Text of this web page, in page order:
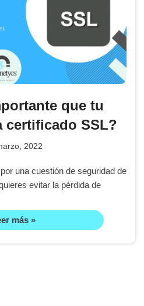
que tu
certificado SSL?
2022
una cuestión de seguridad de
evitar la pérdida de
más »